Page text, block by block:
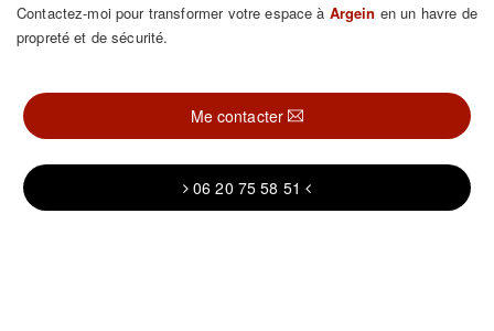
Contactez-moi pour transformer votre espace à Argein en un havre de
propreté et de sécurité.
Me contacter
06 20 75 58 51